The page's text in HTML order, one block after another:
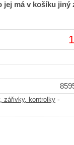
jej má v košíku jiný
zářivky, kontrolky -